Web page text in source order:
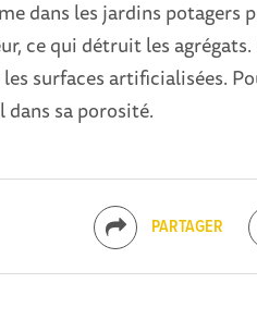
dans les jardins potagers
ce qui détruit les
surfaces artificialisées.
sa porosité.
PARTAGER